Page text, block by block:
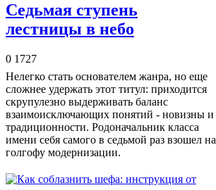
Седьмая ступень
лестницы в небо
0 1727
Нелегко стать основателем жанра, но еще
сложнее удержать этот титул: приходится
скрупулезно выдерживать баланс
взаимоисключающих понятий - новизны и
традиционности. Родоначальник класса
имени себя самого в седьмой раз взошел на
голгофу модернизации.